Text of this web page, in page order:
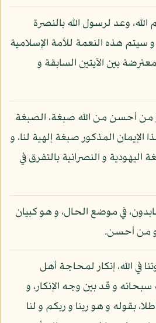
وعد لرسول الله بالنصرة
سيتم هذه النعمة للأمة الإسلامية
بين الآيتين السابقة و
من أحسن من الله صبغة، الصبغة
الإيمان المذكور صبغة إلهية لنا، و
و النصرانية بالتفرق في
في موضع الحال، و هو كبيان
و من أحسن.
في الله، إنكار لمحاجة أهل
سبحانه و قد بين وجه الإنكار، و
بقوله و هو ربنا و ربكم و لنا